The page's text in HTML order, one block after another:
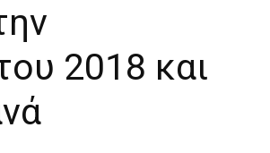
2018 και